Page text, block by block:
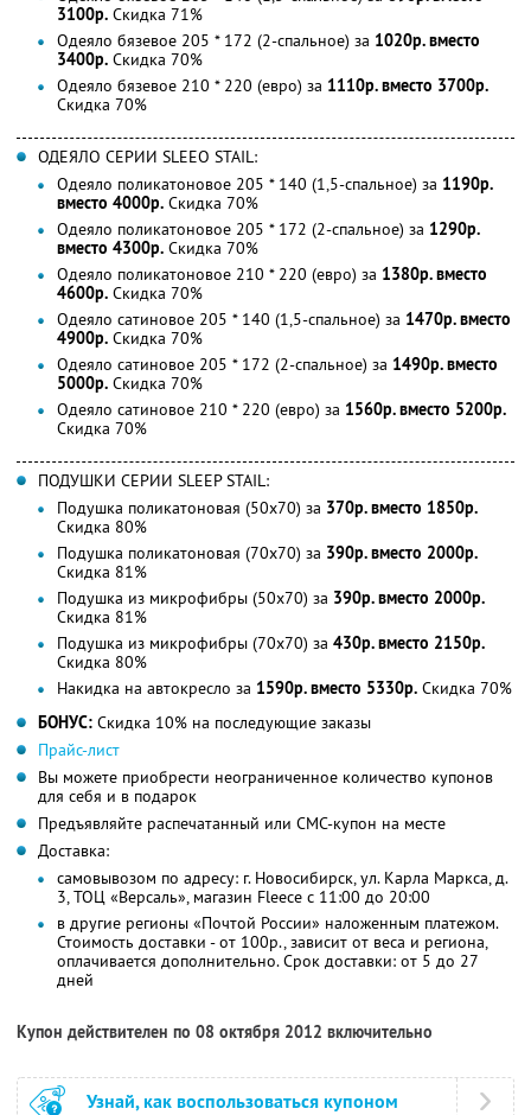
3100р. Скидка 71%
Одеяло бязевое 205 * 172 (2-спальное) за 1020р. вместо
3400р. Скидка 70%
Одеяло бязевое 210 * 220 (евро) за 1110р. вместо 3700р.
Скидка 70%
ОДЕЯЛО СЕРИИ SLEEO STAIL:
Одеяло поликатоновое 205 * 140 (1,5-спальное) за 1190р.
вместо 4000р. Скидка 70%
Одеяло поликатоновое 205 * 172 (2-спальное) за 1290р.
вместо 4300р. Скидка 70%
Одеяло поликатоновое 210 * 220 (евро) за 1380р. вместо
4600р. Скидка 70%
Одеяло сатиновое 205 * 140 (1,5-спальное) за 1470р. вместо
4900р. Скидка 70%
Одеяло сатиновое 205 * 172 (2-спальное) за 1490р. вместо
5000р. Скидка 70%
Одеяло сатиновое 210 * 220 (евро) за 1560р. вместо 5200р.
Скидка 70%
ПОДУШКИ СЕРИИ SLEEP STAIL:
Подушка поликатоновая (50х70) за 370р. вместо 1850р.
Скидка 80%
Подушка поликатоновая (70х70) за 390р. вместо 2000р.
Скидка 81%
Подушка из микрофибры (50х70) за 390р. вместо 2000р.
Скидка 81%
Подушка из микрофибры (70х70) за 430р. вместо 2150р.
Скидка 80%
Накидка на автокресло за 1590р. вместо 5330р. Скидка 70%
БОНУС: Скидка 10% на последующие заказы
Прайс-лист
Вы можете приобрести неограниченное количество купонов
для себя и в подарок
Предъявляйте распечатанный или СМС-купон на месте
Доставка:
самовывозом по адресу: г. Новосибирск, ул. Карла Маркса, д.
3, ТОЦ «Версаль», магазин Fleece с 11:00 до 20:00
в другие регионы «Почтой России» наложенным платежом.
Стоимость доставки - от 100р., зависит от веса и региона,
оплачивается дополнительно. Срок доставки: от 5 до 27
дней
Купон действителен по 08 октября 2012 включительно
Узнай, как воспользоваться купоном